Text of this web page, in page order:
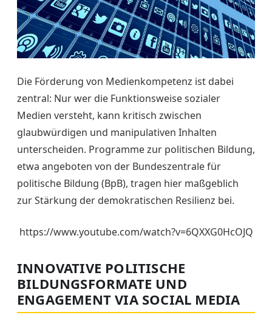
Die Förderung von Medienkompetenz ist dabei
zentral: Nur wer die Funktionsweise sozialer
Medien versteht, kann kritisch zwischen
glaubwürdigen und manipulativen Inhalten
unterscheiden. Programme zur politischen Bildung,
etwa angeboten von der Bundeszentrale für
politische Bildung (BpB), tragen hier maßgeblich
zur Stärkung der demokratischen Resilienz bei.
https://www.youtube.com/watch?v=6QXXG0HcOJQ
INNOVATIVE POLITISCHE
BILDUNGSFORMATE UND
ENGAGEMENT VIA SOCIAL MEDIA